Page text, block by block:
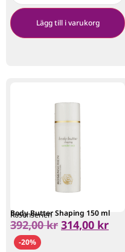
Lägg till i varukorg
Rosenserien
Body Butter Shaping 150 ml
392,00kr 314,00 kr
-20%